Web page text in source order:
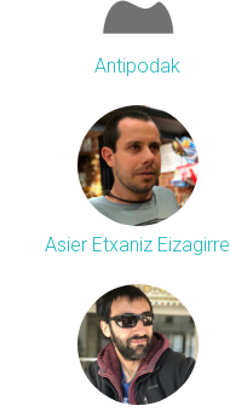
Antipodak
Asier Etxaniz Eizagirre